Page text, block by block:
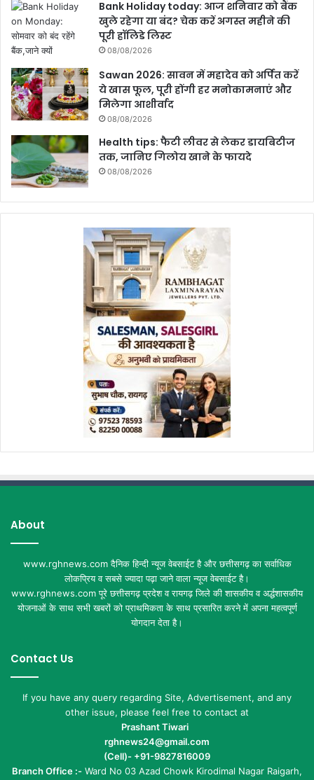
Bank Holiday today: आज शनिवार को बैंक
खुले रहेगा या बंद? चेक करें अगस्त महीने की
पूरी हॉलिडे लिस्ट
08/08/2026
Sawan 2026: सावन में महादेव को अर्पित करें
ये खास फूल, पूरी होंगी हर मनोकामनाएं और
मिलेगा आशीर्वाद
08/08/2026
Health tips: फैटी लीवर से लेकर डायबिटीज
तक, जानिए गिलोय खाने के फायदे
08/08/2026
About
www.rghnews.com दैनिक हिन्दी न्यूज वेबसाईट है और छत्तीसगढ़ का सर्वाधिक
लोकप्रिय व सबसे ज्यादा पढ़ा जाने वाला न्यूज वेबसाईट है।
www.rghnews.com पूरे छत्तीसगढ़ प्रदेश व रायगढ़ जिले की शासकीय व अर्द्धशासकीय
योजनाओं के साथ सभी खबरों को प्राथमिकता के साथ प्रसारित करने में अपना महत्वपूर्ण
योगदान देता है।
Contact Us
If you have any query regarding Site, Advertisement, and any
other issue, please feel free to contact at
Prashant Tiwari
rghnews24@gmail.com
(Cell)- +91-9827816009
Branch Office :- Ward No 03 Azad Chowk Kirodimal Nagar Raigarh,